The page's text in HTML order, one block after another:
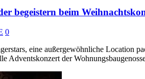
begeistern beim
0
eine außergewöhnliche Location
Adventskonzert der